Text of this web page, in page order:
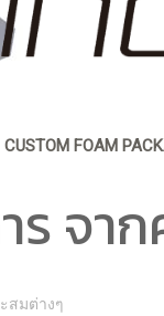
CUSTOM FOAM
จา
สมต่างๆ